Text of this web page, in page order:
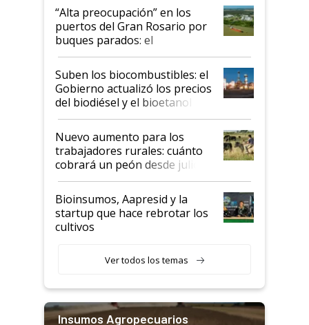
“Alta preocupación” en los
puertos del Gran Rosario por
buques parados: el
funcionamiento de las
exportadoras en tensión tras
la medida de fuerza de los
prácticos
Suben los biocombustibles: el
Gobierno actualizó los precios
del biodiésel y el bioetanol
Nuevo aumento para los
trabajadores rurales: cuánto
cobrará un peón desde julio
Bioinsumos, Aapresid y la
startup que hace rebrotar los
cultivos
Ver todos los temas
Insumos Agropecuarios